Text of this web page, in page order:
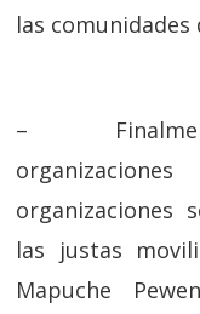
las comunidades
– Finalmente,
organizaciones
las justas
Mapuche